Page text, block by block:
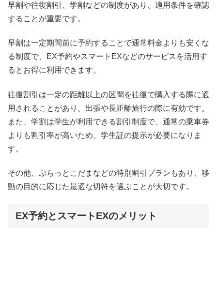
早割や往復割引、学割などの制度があり、適用条件を確認
することが重要です。
早割は一定期間前に予約することで通常料金よりも安くな
る制度で、EX予約やスマートEXなどのサービスを活用す
るとお得に利用できます。
往復割引は一定の距離以上の区間を往復で購入する際に適
用されることがあり、出張や長距離旅行の際に有効です。
また、学割は学生が利用できる割引制度で、通常の乗車券
よりも割引率が高いため、学生証の提示が必要になりま
す。
その他、ぷらっとこだまなどの特別割引プランもあり、移
動の目的に応じた最適な切符を選ぶことが大切です。
EX予約とスマートEXのメリット